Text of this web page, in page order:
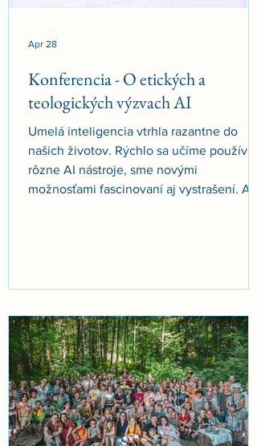
Konferencia - O etických a
teologických výzvach AI
Umelá inteligencia vtrhla razantne do
našich životov. Rýchlo sa učíme používať
rôzne AI nástroje, sme novými
možnosťami fascinovaní aj vystrašení. Ale
nad hlbšími výzvami, s ktorými sme
konfrontovaní. Konferencia sa koná (aj) pri
príležitosti
Apr 28